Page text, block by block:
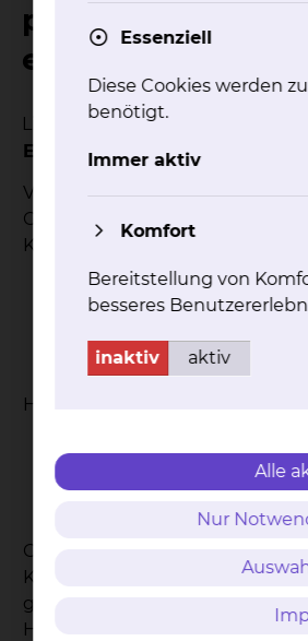
einsehen?
Links steht der Name, rechts der
Empfänger
Verantwortliche
Gesundheitseinrichtungen wie
Krankenhäuser
Hersteller von Implantaten
Gesetzliche Krankenkassen,
gesetzliche Unfallversicherung,
Heilfürsorge der Bundeswehr
Essenziell
Diese Cookies werden
benötigt.
Immer aktiv
Komfort
Bereitstellung von
besseres
inaktiv aktiv
Alle
Nur